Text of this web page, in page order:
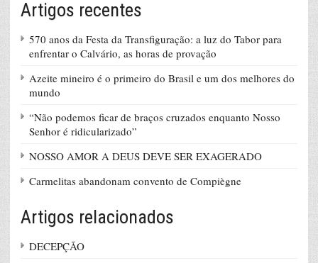
Artigos recentes
570 anos da Festa da Transfiguração: a luz do Tabor para
enfrentar o Calvário, as horas de provação
Azeite mineiro é o primeiro do Brasil e um dos melhores do
mundo
“Não podemos ficar de braços cruzados enquanto Nosso
Senhor é ridicularizado”
NOSSO AMOR A DEUS DEVE SER EXAGERADO
Carmelitas abandonam convento de Compiègne
Artigos relacionados
DECEPÇÃO